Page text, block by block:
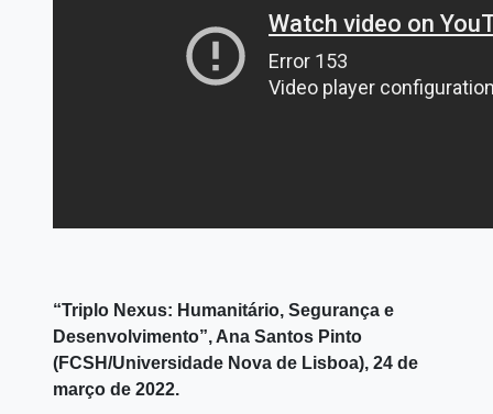
“Triplo Nexus: Humanitário, Segurança e
Desenvolvimento”, Ana Santos Pinto
(FCSH/Universidade Nova de Lisboa), 24 de
março de 2022.